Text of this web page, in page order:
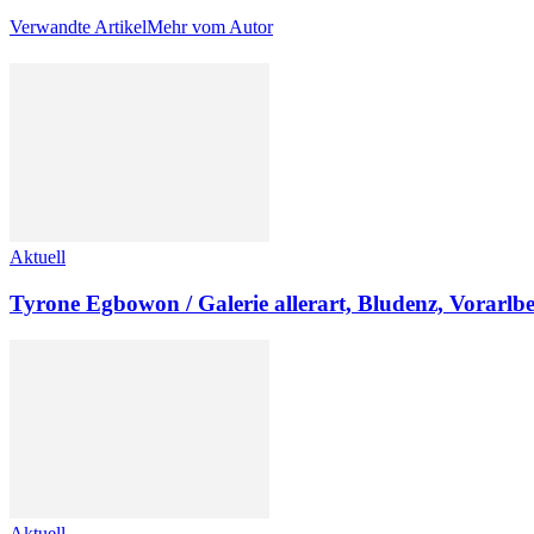
Verwandte ArtikelMehr vom Autor
Aktuell
Tyrone Egbowon / Galerie allerart, Bludenz,